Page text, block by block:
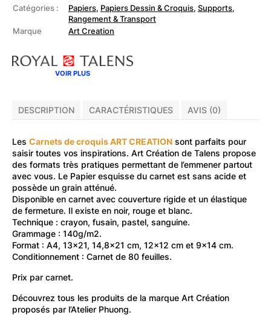
de
croquis
feuilles
Rose
champagne
Catégories :
Papiers, Papiers Dessin & Croquis, Supports,
Rangement & Transport
Marque
Art Creation
VOIR PLUS
DESCRIPTION CARACTÉRISTIQUES AVIS (0)
Les Carnets de croquis ART CREATION sont parfaits pour
saisir toutes vos inspirations. Art Création de Talens propose
des formats très pratiques permettant de l’emmener partout
avec vous. Le Papier esquisse du carnet est sans acide et
possède un grain atténué.
Disponible en carnet avec couverture rigide et un élastique
de fermeture. Il existe en noir, rouge et blanc.
Technique : crayon, fusain, pastel, sanguine.
Grammage : 140g/m2.
Format : A4, 13×21, 14,8×21 cm, 12×12 cm et 9×14 cm.
Conditionnement : Carnet de 80 feuilles.
Prix par carnet.
Découvrez tous les produits de la marque Art Création
proposés par l’Atelier Phuong.